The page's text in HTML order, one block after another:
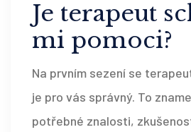
Je terapeut
mi pomoci?
Na prvním sezení se
je pro vás správný. To
potřebné znalosti,